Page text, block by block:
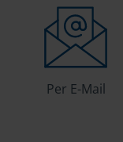
Per E-Mail